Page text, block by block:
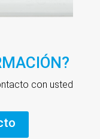
con usted